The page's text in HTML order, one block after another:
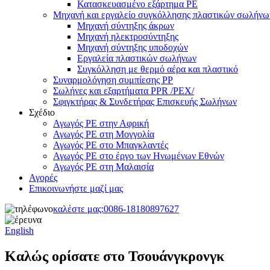
Κατασκευασμένο εξάρτημα PE
Μηχανή και εργαλείο συγκόλλησης πλαστικών
Μηχανή σύντηξης άκρων
Μηχανή ηλεκτροσύντηξης
Μηχανή σύντηξης υποδοχών
Εργαλεία πλαστικών σωλήνων
Συγκόλληση με θερμό αέρα και πλαστικό
Συναρμολόγηση συμπίεσης PP
Σωλήνες και εξαρτήματα PPR /PEX/
Σφιγκτήρας & Συνδετήρας Επισκευής Σωλήνων
Σχέδιο
Αγωγός PE στην Αφρική
Αγωγός PE στη Μογγολία
Αγωγός PE στο Μπαγκλαντές
Αγωγός PE στο έργο των Ηνωμένων Εθνών
Αγωγός PE στη Μαλαισία
Αγορές
Επικοινωνήστε μαζί μας
καλέστε μας:0086-18180897627
English
Καλώς ορίσατε στο Τσουάνγκρονγκ